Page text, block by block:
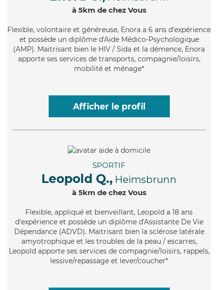
à 5km de chez Vous
Flexible, volontaire et généreuse, Enora a 6 ans d'expérience
et possède un diplôme d'Aide Médico-Psychologique
(AMP). Maitrisant bien le HIV / Sida et la démence, Enora
apporte ses services de transports, compagnie/loisirs,
mobilité et ménage*
Afficher le profil
SPORTIF
Leopold Q., Heimsbrunn
à 5km de chez Vous
Flexible, appliqué et bienveillant, Leopold a 18 ans
d'expérience et possède un diplôme d'Assistante De Vie
Dépendance (ADVD). Maitrisant bien la sclérose latérale
amyotrophique et les troubles de la peau / escarres,
Leopold apporte ses services de compagnie/loisirs, rappels,
lessive/repassage et lever/coucher*